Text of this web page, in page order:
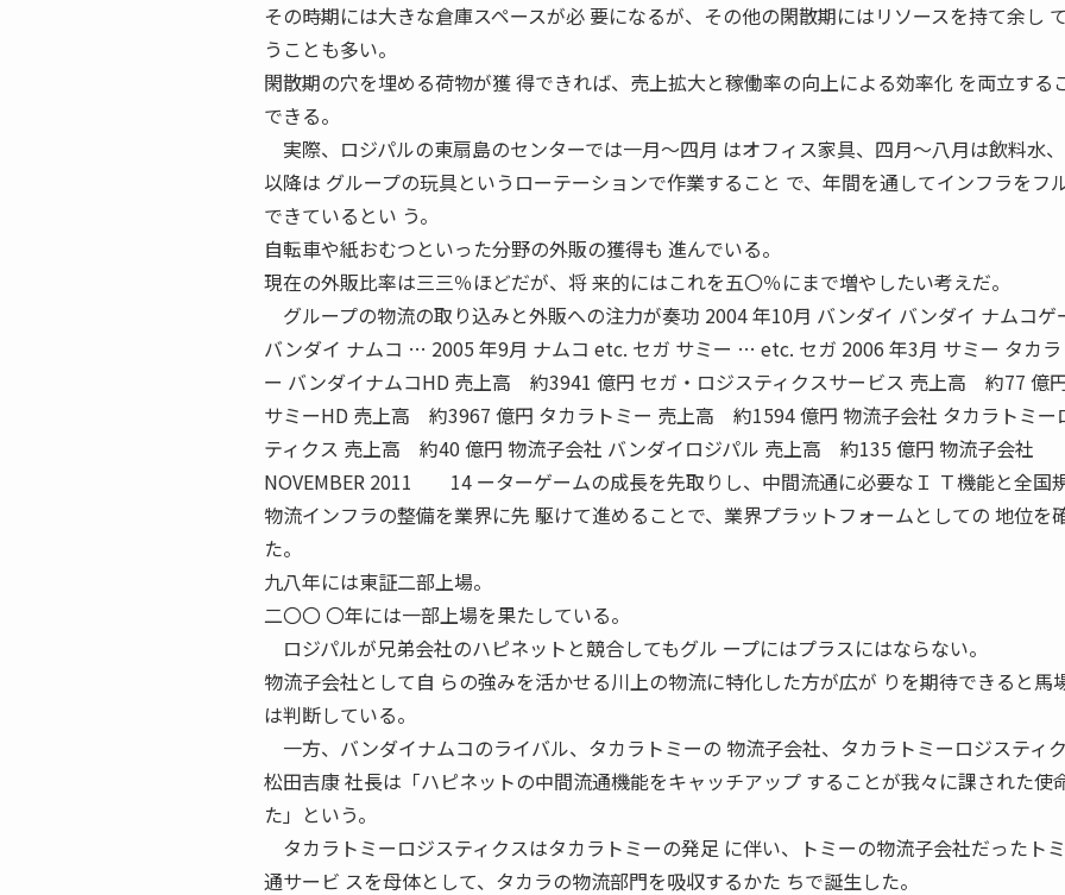
その時期には大きな倉庫スペースが必 要になるが、その他の閑散期にはリソースを持て余し
うことも多い。
閑散期の穴を埋める荷物が獲 得できれば、売上拡大と稼働率の向上による効率化 を両立する
できる。
実際、ロジパルの東扇島のセンターでは一月〜四月 はオフィス家具、四月〜八月は飲料水
以降は グループの玩具というローテーションで作業すること で、年間を通してインフラをフ
できているとい う。
自転車や紙おむつといった分野の外販の獲得も 進んでいる。
現在の外販比率は三三％ほどだが、将 来的にはこれを五〇％にまで増やしたい考えだ。
グループの物流の取り込みと外販への注力が奏功 2004 年10月 バンダイ バンダイ ナムコゲ
バンダイ ナムコ … 2005 年9月 ナムコ etc. セガ サミー … etc. セガ 2006 年3月 サミー タカラ
ー バンダイナムコHD 売上高 約3941 億円 セガ・ロジスティクスサービス 売上高 約77 億
サミーHD 売上高 約3967 億円 タカラトミー 売上高 約1594 億円 物流子会社 タカラトミー
ティクス 売上高 約40 億円 物流子会社 バンダイロジパル 売上高 約135 億円 物流子会社
NOVEMBER 2011 14 ーターゲームの成長を先取りし、中間流通に必要なＩ Ｔ機能と全国
物流インフラの整備を業界に先 駆けて進めることで、業界プラットフォームとしての 地位を
た。
九八年には東証二部上場。
二〇〇 〇年には一部上場を果たしている。
ロジパルが兄弟会社のハピネットと競合してもグル ープにはプラスにはならない。
物流子会社として自 らの強みを活かせる川上の物流に特化した方が広が りを期待できると馬
は判断している。
一方、バンダイナムコのライバル、タカラトミーの 物流子会社、タカラトミーロジスティ
松田吉康 社長は「ハピネットの中間流通機能をキャッチアップ することが我々に課された使
た」という。
タカラトミーロジスティクスはタカラトミーの発足 に伴い、トミーの物流子会社だったト
通サービ スを母体として、タカラの物流部門を吸収するかた ちで誕生した。